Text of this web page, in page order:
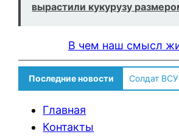
вырастили кукурузу
В чем наш смысл
Последние новости
Главная
Контакты